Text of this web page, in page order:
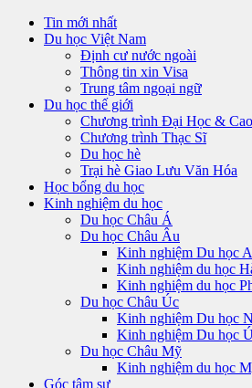
Tin mới nhất
Du học Việt Nam
Định cư nước ngoài
Thông tin xin Visa
Trung tâm ngoại ngữ
Du học thế giới
Chương trình Đại Học &
Chương trình Thạc Sĩ
Du học hè
Trại hè Giao Lưu Văn Hóa
Học bổng du học
Kinh nghiệm du học
Du học Châu Á
Du học Châu Âu
Kinh nghiệm Du học
Kinh nghiệm du học
Kinh nghiệm du học
Du học Châu Úc
Kinh nghiệm Du học
Kinh nghiệm Du học
Du học Châu Mỹ
Kinh nghiệm du học
Góc tâm sự